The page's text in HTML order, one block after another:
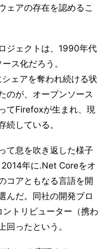
ェアの存在を認めるこ
ジェクトは、1990年代
ス化だろう。
ェアを奪われ続ける状
のが、オープンソース
てFirefoxが生まれ、現
続している。
て息を吹き返した様子
年に.Net Coreをオ
コアともなる言語を開
んだ。同社の開発ブロ
トリビューター（携わ
回ったという。